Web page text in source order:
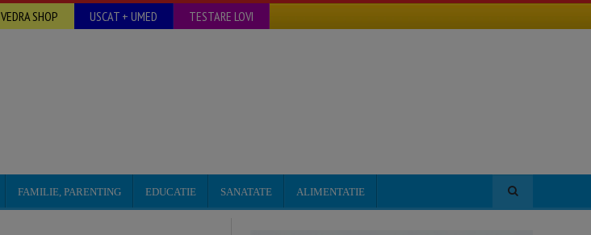
VEDRA SHOP USCAT + UMED TESTARE LOVI
FAMILIE, PARENTING EDUCATIE SANATATE ALIMENTATIE